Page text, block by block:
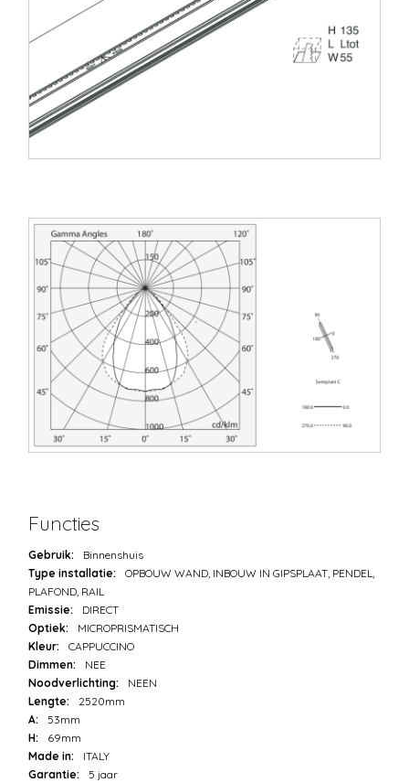
Functies
Gebruik:
Binnenshuis
Type installatie:
OPBOUW WAND, INBOUW IN GIPSPLAAT, PENDEL,
PLAFOND, RAIL
Emissie:
DIRECT
Optiek:
MICROPRISMATISCH
Kleur:
CAPPUCCINO
Dimmen:
NEE
Noodverlichting:
NEEN
Lengte:
2520mm
A:
53mm
H:
69mm
Made in:
ITALY
Garantie:
5 jaar